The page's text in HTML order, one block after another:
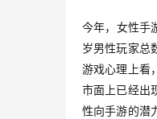
今年，女性手
岁男性玩家总
游戏心理上看
市面上已经出
性向手游的潜